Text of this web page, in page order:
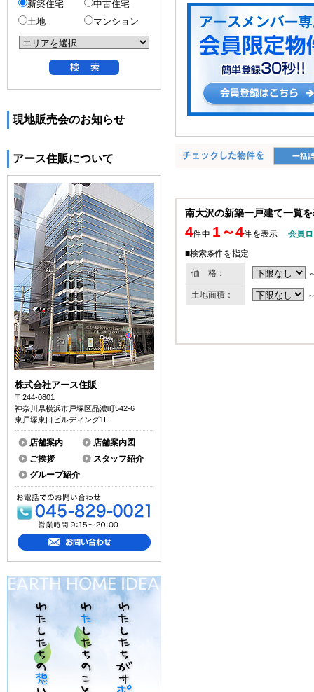
南大沢の新築一戸建て一覧
4件中 1～4件を表示
会員
■検索条件を指定
価 格：
土地面積：
新築住宅
中古住宅
土地
マンション
現地販売会のお知らせ
アース住販について
株式会社アース住販
〒244-0801
神奈川県横浜市戸塚区品濃町542-6
東戸塚東口ビルディング1F
店舗案内
店舗案内図
ご挨拶
スタッフ紹介
グループ紹介